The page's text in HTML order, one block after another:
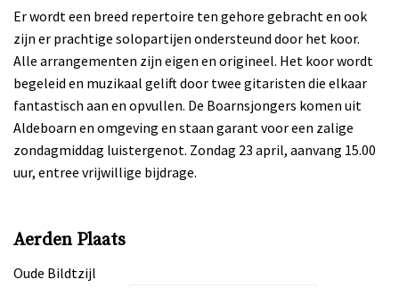
Er wordt een breed repertoire ten gehore gebracht en ook
zijn er prachtige solopartijen ondersteund door het koor.
Alle arrangementen zijn eigen en origineel. Het koor wordt
begeleid en muzikaal gelift door twee gitaristen die elkaar
fantastisch aan en opvullen. De Boarnsjongers komen uit
Aldeboarn en omgeving en staan garant voor een zalige
zondagmiddag luistergenot. Zondag 23 april, aanvang 15.00
uur, entree vrijwillige bijdrage.
Aerden Plaats
Oude Bildtzijl